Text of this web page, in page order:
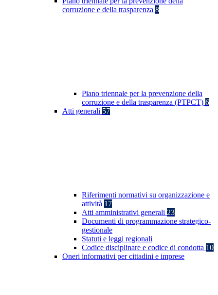
corruzione e della trasparenza 8
Piano triennale per la prevenzione della
corruzione e della trasparenza (PTPCT) 6
Atti generali 57
Riferimenti normativi su organizzazione e
attività 17
Atti amministrativi generali 23
Documenti di programmazione strategico-
gestionale
Statuti e leggi regionali
Codice disciplinare e codice di condotta 10
Oneri informativi per cittadini e imprese